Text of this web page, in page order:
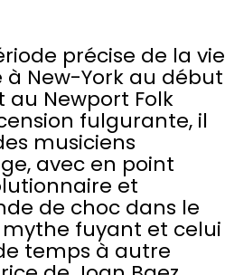
précise de la vie
à New-York au début
au Newport Folk
fulgurante, il
musiciens
avec en point
et
de choc dans le
fuyant et celui
temps à autre